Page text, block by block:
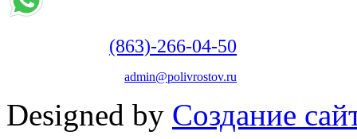
(863)-266-04-50
admin@polivrostov.ru
Designed by Создание